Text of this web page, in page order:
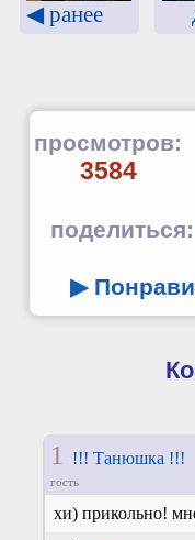
◀ ранее
просмотров:
3584
поделиться:
▶
1 !!! Танюшка !!!
гость
хи) прикольно!